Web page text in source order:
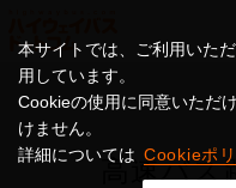
本サイトでは、ご利用いた
用しています。
Cookieの使用に同意いただ
けません。
詳細については Cookieポ
高速バス